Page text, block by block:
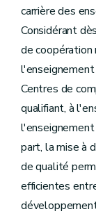
carrière des
Considérant
de
Centres de
qualifiant, à
part, la mise à
de qualité
efficientes